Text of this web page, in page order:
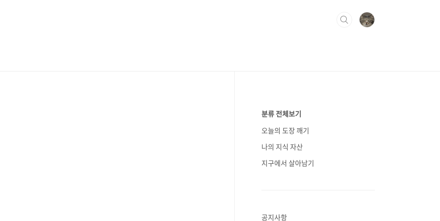
분류 전체보기
오늘의 도장 깨기
나의 지식 자산
지구에서 살아남기
공지사항